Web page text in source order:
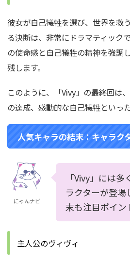
彼女が自己犠牲を選び、世界を救
る決断は、非常にドラマティック
の使命感と自己犠牲の精神を強調
残します。
このように、「Vivy」の最終回は
の達成、感動的な自己犠牲といっ
人気キャラの結末：キャラク
にゃんナビ
「Vivy」には
ラクターが登
末も注目ポイン
主人公のヴィヴィ